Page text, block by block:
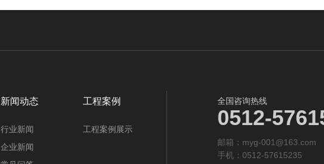
新闻动态
行业新闻
企业新闻
工程案例
工程案例展示
全国咨询热线
0512-
邮箱：myg-001@163.com‬‬
手机：0512-57615235